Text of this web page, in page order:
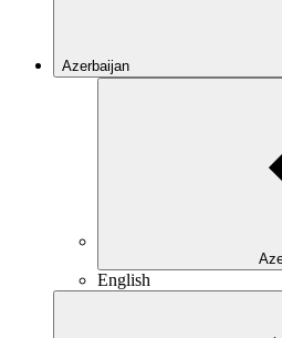
Azerbaijan
English